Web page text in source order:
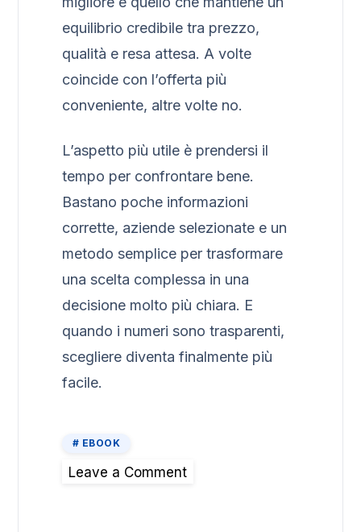
equilibrio credibile tra prezzo,
qualità e resa attesa. A volte
coincide con l’offerta più
conveniente, altre volte no.
L’aspetto più utile è prendersi il
tempo per confrontare bene.
Bastano poche informazioni
corrette, aziende selezionate e un
metodo semplice per trasformare
una scelta complessa in una
decisione molto più chiara. E
quando i numeri sono trasparenti,
scegliere diventa finalmente più
facile.
EBOOK
Leave a Comment